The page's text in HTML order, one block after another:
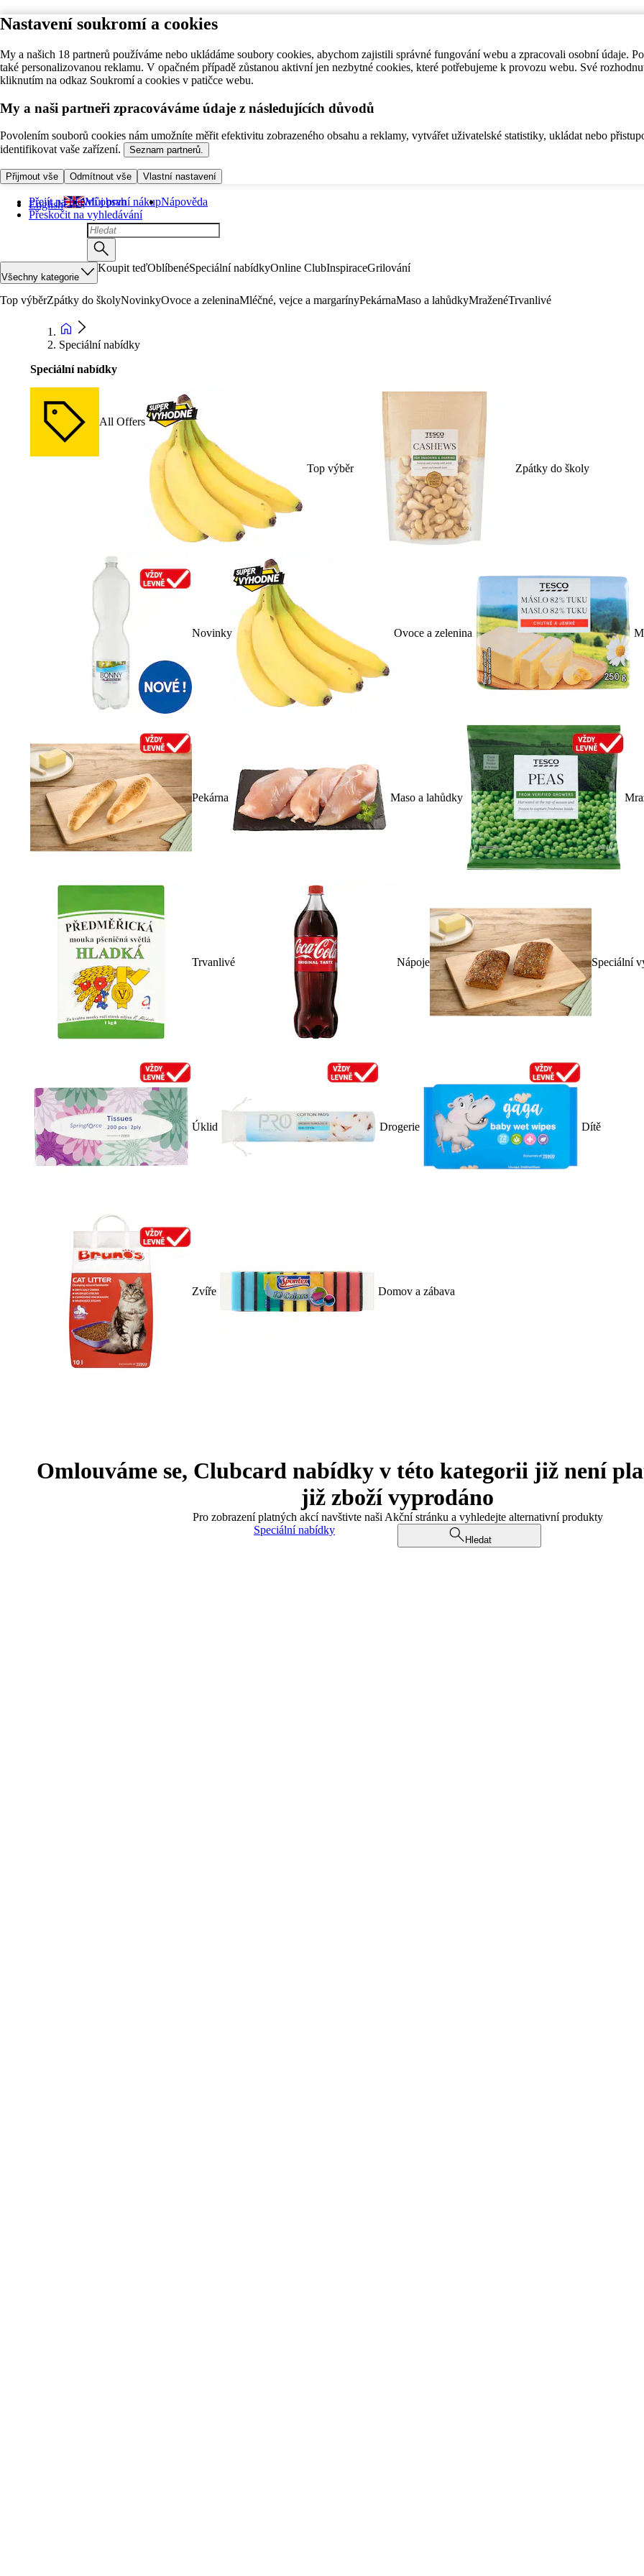
Nastavení soukromí a cookies
My a našich 18 partnerů používáme nebo ukládáme soubory cookies, abychom zajistili správné fungování webu a zpracovali osobní údaje.
také personalizovanou reklamu. V opačném případě zůstanou aktivní jen nezbytné cookies, které potřebujeme k provozu webu. Své
kliknutím na odkaz Soukromí a cookies v patičce webu.
My a naši partneři zpracováváme údaje z následujících důvodů
Povolením souborů cookies nám umožníte měřit efektivitu zobrazeného obsahu a reklamy, vytvářet uživatelské statistiky, ukládat nebo
identifikovat vaše zařízení.
Seznam partnerů.
Přijmout vše Odmítnout vše Vlastní nastavení
Přejít na hlavní obsah
Přeskočit na vyhledávání
English Můj první nákupNápověda
Všechny kategorie
Koupit teďOblíbenéSpeciální nabídkyOnline ClubInspiraceGrilování
Top výběrZpátky do školyNovinkyOvoce a zeleninaMléčné, vejce a margarínyPekárnaMaso a lahůdkyMraženéTrvanlivé
Speciální nabídky
Speciální nabídky
All Offers
Top výběr Zpátky do školy
Novinky Ovoce a zelenina
Pekárna Maso a lahůdky
Trvanlivé Nápoje Speciální
Úklid Drogerie Dítě
Zvíře Domov a zábava
Omlouváme se, Clubcard nabídky v této kategorii již není
již zboží vyprodáno
Pro zobrazení platných akcí navštivte naši Akční stránku a vyhledejte alternativní produkty
Speciální nabídky
Hledat